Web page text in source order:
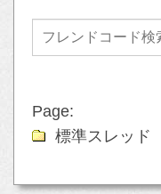
Page:
標準スレッド